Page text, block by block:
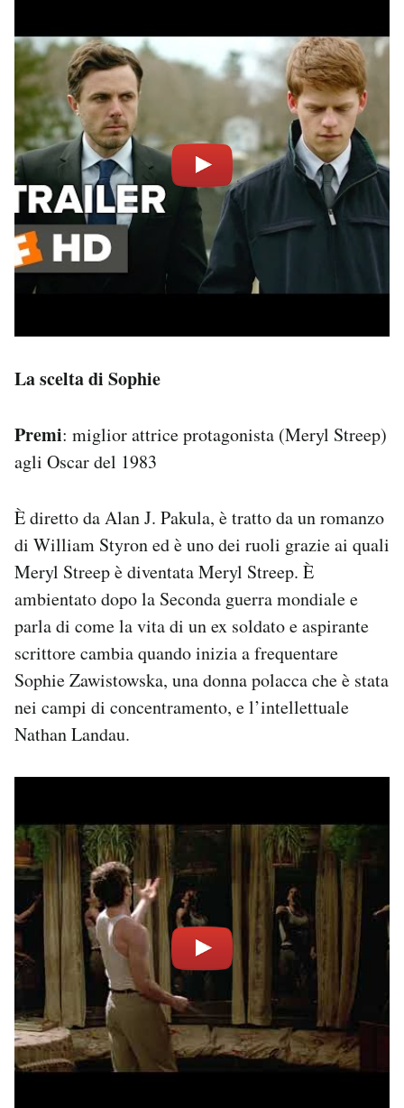
La scelta di Sophie
Premi: miglior attrice protagonista (Meryl Streep)
agli Oscar del 1983
È diretto da Alan J. Pakula, è tratto da un romanzo
di William Styron ed è uno dei ruoli grazie ai quali
Meryl Streep è diventata Meryl Streep. È
ambientato dopo la Seconda guerra mondiale e
parla di come la vita di un ex soldato e aspirante
scrittore cambia quando inizia a frequentare
Sophie Zawistowska, una donna polacca che è stata
nei campi di concentramento, e l’intellettuale
Nathan Landau.